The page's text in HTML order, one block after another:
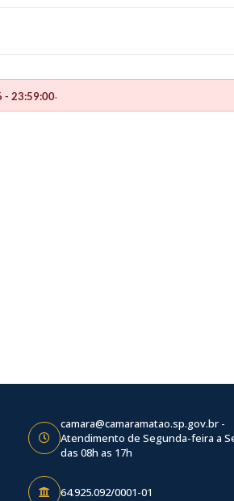
- 23:59:00.
camara@camaramatao.sp.gov.br -
Atendimento de Segunda-feira a
das 08h as 17h
64.925.092/0001-01